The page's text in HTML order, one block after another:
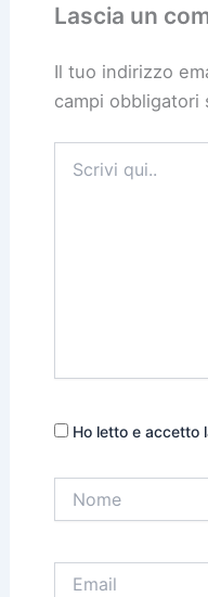
Lascia un
Il tuo indirizzo
campi obbligatori
qui..
Ho letto e accetto